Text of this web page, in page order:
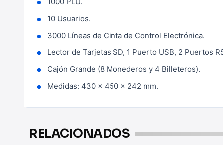
10 Usuarios.
3000 Líneas de Cinta de Control Electrónica.
Lector de Tarjetas SD, 1 Puerto USB, 2 Puertos
Cajón Grande (8 Monederos y 4 Billeteros).
Medidas: 430 x 450 x 242 mm.
RELACIONADOS